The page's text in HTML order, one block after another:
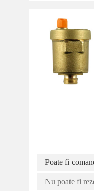
Poate fi
Nu poate fi